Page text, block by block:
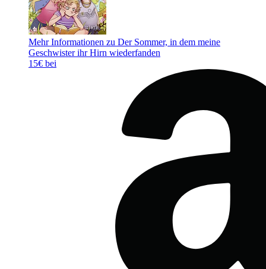
Mehr Informationen zu Der Sommer, in dem meine
Geschwister ihr Hirn wiederfanden
15€ bei